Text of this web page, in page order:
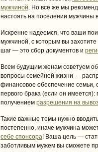
мужчиной. Но все же мы
настоять на поселении мужчины
Искренне надеемся, что ваши
мужчиной, с которым вы
шаг — это сбор документов и
Всем будущим женам советуем
вопросы семейной жизни —
финансовое обеспечение семьи,
первого брака (если он
получением разрешения на
Такие важные темы нужно
постепенно, иначе мужчина
себе спонсора! Ваша цель —
заботливым мужем вы сможете